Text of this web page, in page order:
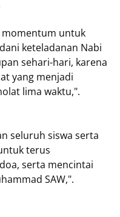
momentum untuk
keteladanan Nabi
sehari-hari, karena
yang menjadi
lima waktu,".
seluruh siswa serta
terus
serta mencintai
SAW,".